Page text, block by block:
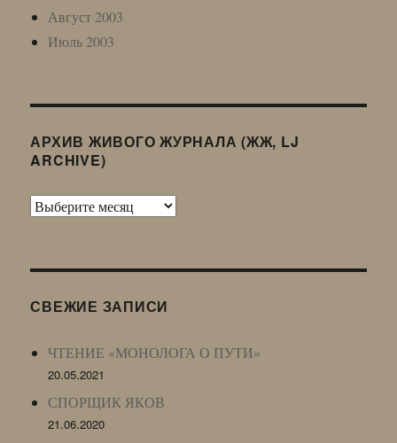
Август 2003
Июль 2003
АРХИВ ЖИВОГО ЖУРНАЛА (ЖЖ, LJ
ARCHIVE)
Архив
LJ
СВЕЖИЕ ЗАПИСИ
ЧТЕНИЕ «МОНОЛОГА О ПУТИ»
20.05.2021
СПОРЩИК ЯКОВ
21.06.2020